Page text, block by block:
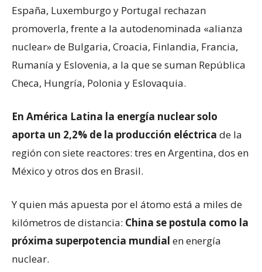
España, Luxemburgo y Portugal rechazan
promoverla, frente a la autodenominada «alianza
nuclear» de Bulgaria, Croacia, Finlandia, Francia,
Rumanía y Eslovenia, a la que se suman República
Checa, Hungría, Polonia y Eslovaquia.
En América Latina la energía nuclear solo
aporta un 2,2% de la producción eléctrica de la
región con siete reactores: tres en Argentina, dos en
México y otros dos en Brasil.
Y quien más apuesta por el átomo está a miles de
kilómetros de distancia: China se postula como la
próxima superpotencia mundial en energía
nuclear.